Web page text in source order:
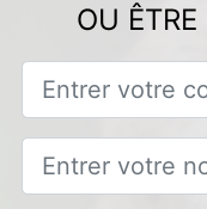
OU ÊTRE